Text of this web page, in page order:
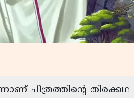
ചിത്രത്തിന്റെ തിരക്കഥ